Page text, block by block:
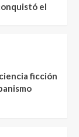
el
ficción